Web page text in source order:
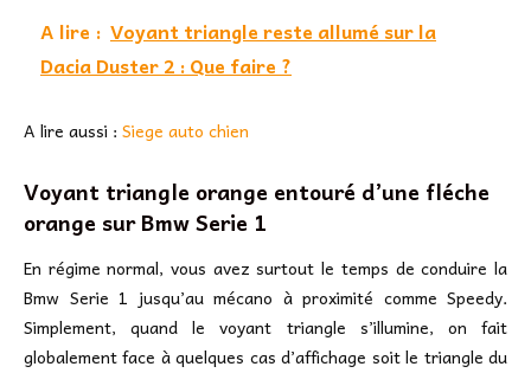
A lire : Voyant triangle reste allumé sur la
Dacia Duster 2 : Que faire ?
A lire aussi : Siege auto chien
Voyant triangle orange entouré d’une fléche
orange sur Bmw Serie 1
En régime normal, vous avez surtout le temps de conduire la
Bmw Serie 1 jusqu’au mécano à proximité comme Speedy.
Simplement, quand le voyant triangle s’illumine, on fait
globalement face à quelques cas d’affichage soit le triangle du